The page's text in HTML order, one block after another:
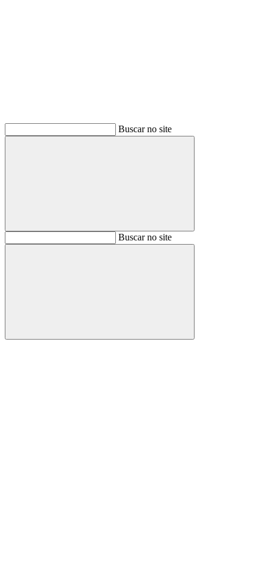
Buscar no site
BuscarBuscar no site
Buscar